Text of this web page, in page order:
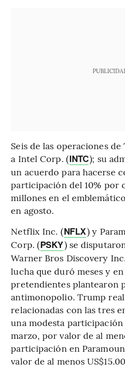
Seis de las operaciones
a Intel Corp. (INTC); su
un acuerdo para hacerse
participación del 10% por
millones en el
en agosto.
Netflix Inc. (NFLX) y
Corp. (PSKY) se
Warner Bros Discovery
lucha que duró meses y
pretendientes plantearon
antimonopolio. Trump
relacionadas con las tres
una modesta
marzo, por valor de al
participación en
valor de al menos